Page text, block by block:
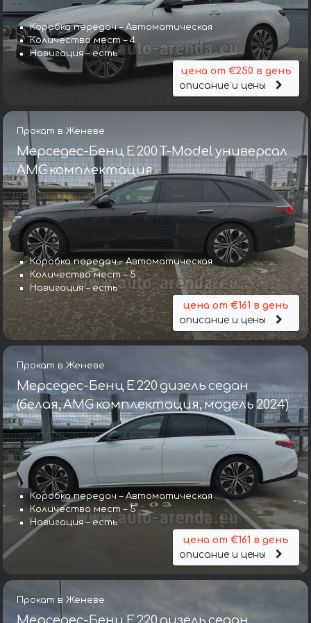
Коробка передач – Автоматическая
Количество мест – 4
Навигация – есть
цена от €250 в день
описание и цены
Прокат в Женеве
Мерседес-Бенц E 200 T-Model универсал
AMG комплектация
Коробка передач – Автоматическая
Количество мест – 5
Навигация – есть
цена от €161 в день
описание и цены
Прокат в Женеве
Мерседес-Бенц E 220 дизель седан
(белая, AMG комплектация, модель 2024)
Коробка передач – Автоматическая
Количество мест – 5
Навигация – есть
цена от €161 в день
описание и цены
Прокат в Женеве